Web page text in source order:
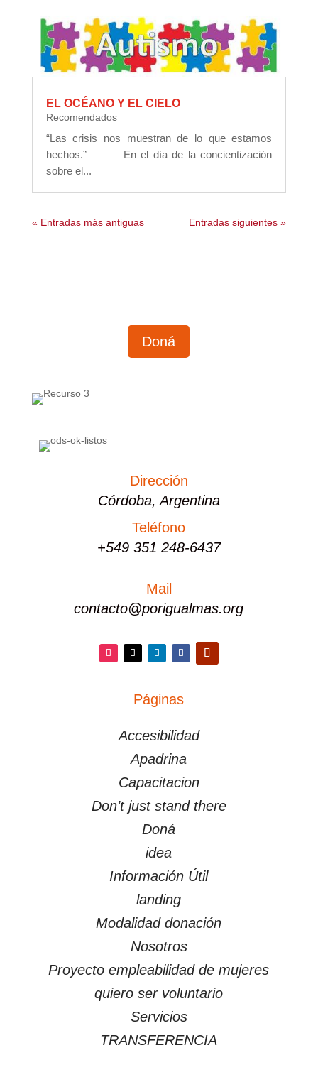
EL OCÉANO Y EL CIELO
Recomendados
“Las crisis nos muestran de lo que estamos
hechos.” En el día de la concientización
sobre el...
« Entradas más antiguas Entradas siguientes »
Doná
Dirección
Córdoba, Argentina
Teléfono
+549 351 248-6437
Mail
contacto@porigualmas.org
Facebook
Páginas
Accesibilidad
Apadrina
Capacitacion
Don’t just stand there
Doná
idea
Información Útil
landing
Modalidad donación
Nosotros
Proyecto empleabilidad de mujeres
quiero ser voluntario
Servicios
TRANSFERENCIA